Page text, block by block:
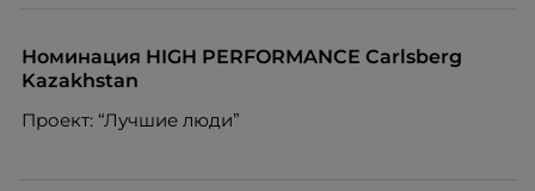
вовлечения, стоит остановиться на неудобном
факте: данные говорят ровно обратное тому, что
Марианна Симонян — HR Tech лидер, эксперт по
Номинация HIGH PERFORMANCE Carlsberg
Kazakhstan
Проект: “Лучшие люди”